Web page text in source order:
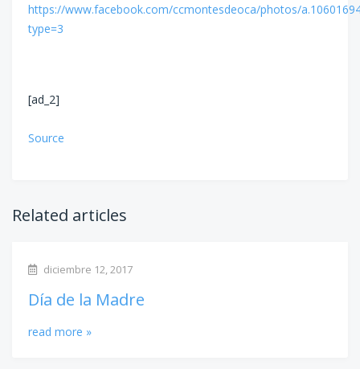
https://www.facebook.com/ccmontesdeoca/photos/
type=3
[ad_2]
Source
Related articles
diciembre 12, 2017
Día de la Madre
read more »